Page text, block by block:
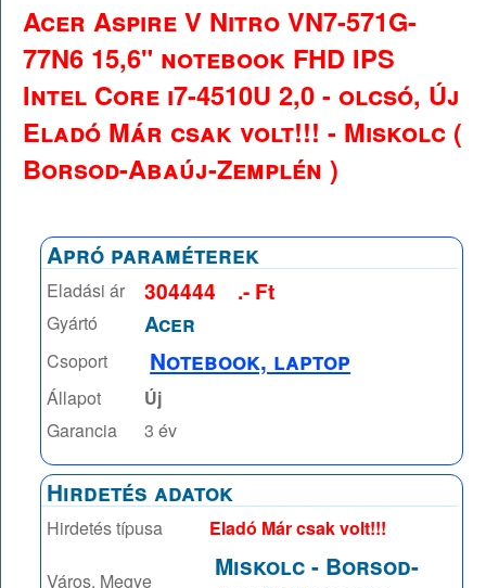
Acer Aspire V Nitro VN7-571G-
77N6 15,6" notebook FHD IPS
Intel Core i7-4510U 2,0 - olcsó, Új
Eladó Már csak volt!!! - Miskolc (
Borsod-Abaúj-Zemplén )
Apró paraméterek
Eladási ár 304444 .- Ft
Gyártó Acer
Csoport Notebook, laptop
Állapot
Új
Garancia
3 év
Hirdetés adatok
Hirdetés típusa Eladó Már csak volt!!!
Város, Megye Miskolc- Borsod-